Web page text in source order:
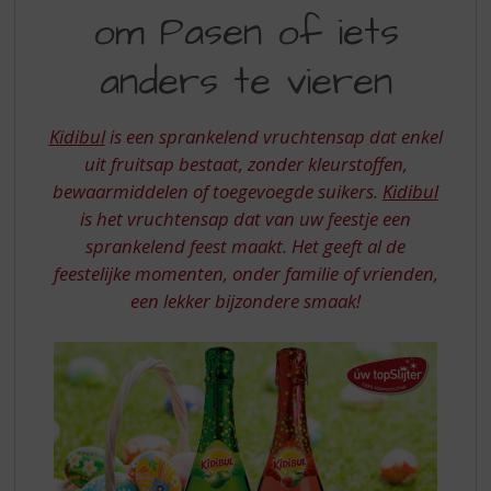
KIDIBUL
HUIS
OM
PASEN
TE
VIEREN
OF
ANDERS
om Pasen of iets
anders te vieren
Kidibulis een sprankelend vruchtensap dat enkel
uit fruitsap bestaat, zonder kleurstoffen,
bewaarmiddelen of toegevoegde suikers. Kidibul
is het vruchtensap dat van uw feestje een
sprankelend feest maakt. Het geeft al de
feestelijke momenten, onder familie of vrienden,
een lekker bijzondere smaak!